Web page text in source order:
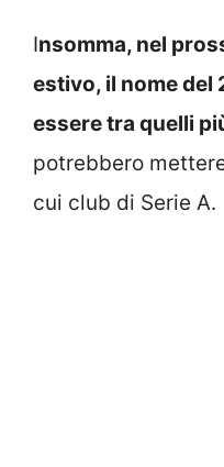
Insomma, nel
estivo, il nome del
essere tra quelli
potrebbero
cui club di Serie A.